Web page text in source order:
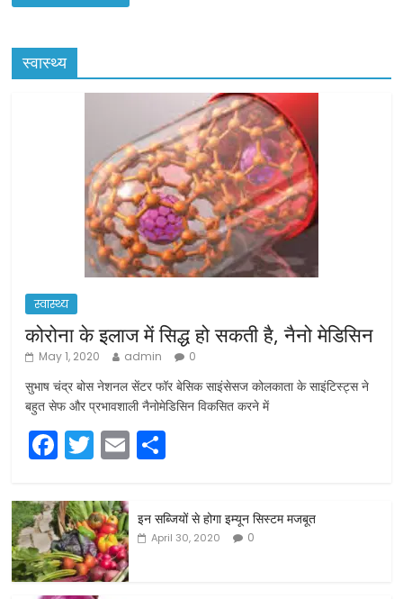
स्वास्थ्य
स्वास्थ्य
कोरोना के इलाज में सिद्ध हो सकती है, नैनो मेडिसिन
May 1, 2020 admin 0
सुभाष चंद्र बोस नेशनल सेंटर फॉर बेसिक साइंसेसज कोलकाता के साइंटिस्ट्स ने
बहुत सेफ और प्रभावशाली नैनोमेडिसिन विकसित करने में
F
a
c
e
b
o
T
w
itt
er
E
m
ar
e
इन सब्जियों से होगा इम्यून सिस्टम मजबूत
April 30, 2020 0